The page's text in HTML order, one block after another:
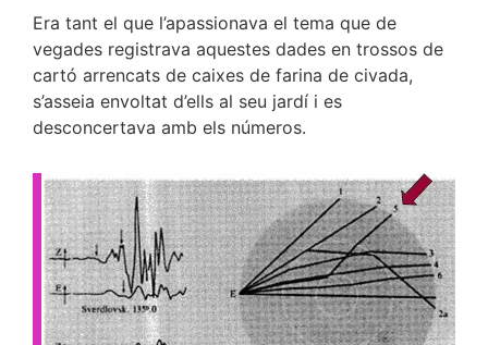
Era tant el que l’apassionava el tema que de
vegades registrava aquestes dades en trossos de
cartó arrencats de caixes de farina de civada,
s’asseia envoltat d’ells al seu jardí i es
desconcertava amb els números.